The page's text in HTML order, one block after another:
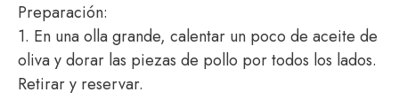
Preparación:
1. En una olla grande, calentar un poco de aceite de
oliva y dorar las piezas de pollo por todos los lados.
Retirar y reservar.